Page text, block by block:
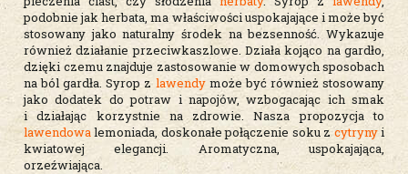
podobnie jak herbata, ma właściwości uspokajające i może być
stosowany jako naturalny środek na bezsenność. Wykazuje
również działanie przeciwkaszlowe. Działa kojąco na gardło,
dzięki czemu znajduje zastosowanie w domowych sposobach
na ból gardła. Syrop zlawendymoże być również stosowany
jako dodatek do potraw i napojów, wzbogacając ich smak
i działając korzystnie na zdrowie. Nasza propozycja to
lawendowalemoniada, doskonałe połączenie soku zcytrynyi
kwiatowej elegancji. Aromatyczna, uspokajająca,
orzeźwiająca.